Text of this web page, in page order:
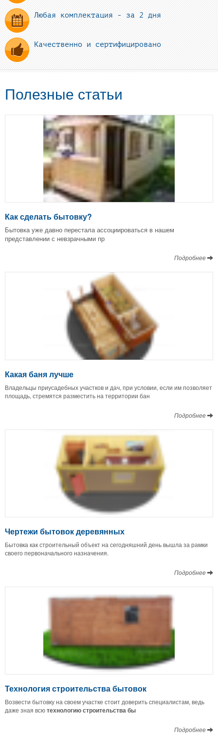
Любая комплектация - за 2 дня
Качественно и сертифицировано
Полезные статьи
Как сделать бытовку?
Бытовка уже давно перестала ассоциироваться в нашем
представлении с невзрачными пр
Подробнее
Какая баня лучше
Владельцы приусадебных участков и дач, при условии, если им позволяет
площадь, стремятся разместить на территории бан
Подробнее
Чертежи бытовок деревянных
Бытовка как строительный объект на сегодняшний день вышла за рамки
своего первоначального назначения.
Подробнее
Технология строительства бытовок
Возвести бытовку на своем участке стоит доверить специалистам, ведь
даже зная всютехнологию строительства бы
Подробнее